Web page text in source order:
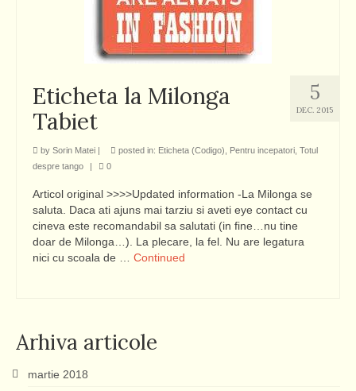
5
DEC. 2015
Eticheta la Milonga
Tabiet
by Sorin Matei | posted in: Eticheta (Codigo) Pentru incepatori Totul
despre tango
| 0
Articol original >>>>Updated information -La Milonga se
saluta. Daca ati ajuns mai tarziu si aveti eye contact cu
cineva este recomandabil sa salutati (in fine…nu tine
doar de Milonga…). La plecare, la fel. Nu are legatura
nici cu scoala de … Continued
Arhiva articole
martie 2018